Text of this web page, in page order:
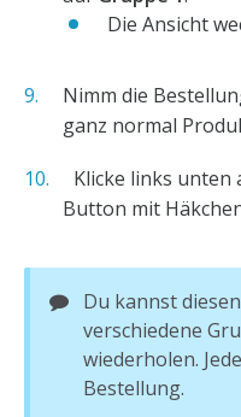
Die Ansicht
Nimm die
ganz normal
Klicke links unten
Button mit
Du kannst
verschiedene
wiederholen.
Bestellung.